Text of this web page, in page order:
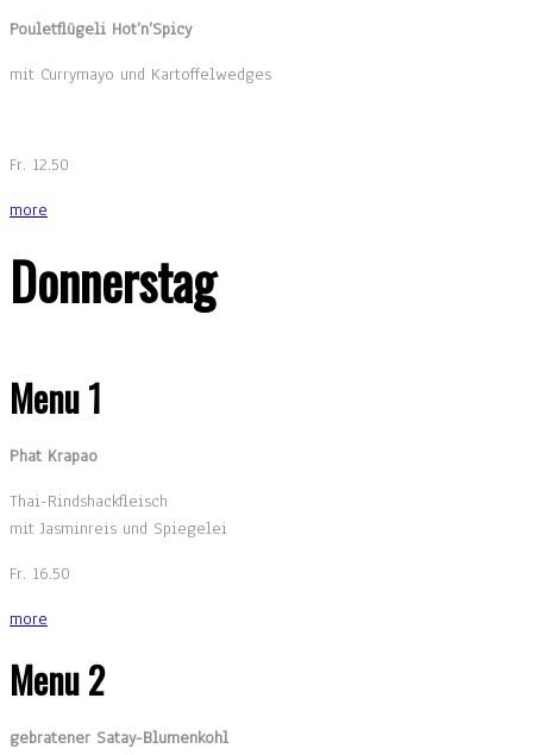
Pouletflügeli Hot’n’Spicy
mit Currymayo und Kartoffelwedges
Fr. 12.50
more
Donnerstag
Menu 1
Phat Krapao
Thai-Rindshackfleisch
mit Jasminreis und Spiegelei
Fr. 16.50
more
Menu 2
gebratener Satay-Blumenkohl